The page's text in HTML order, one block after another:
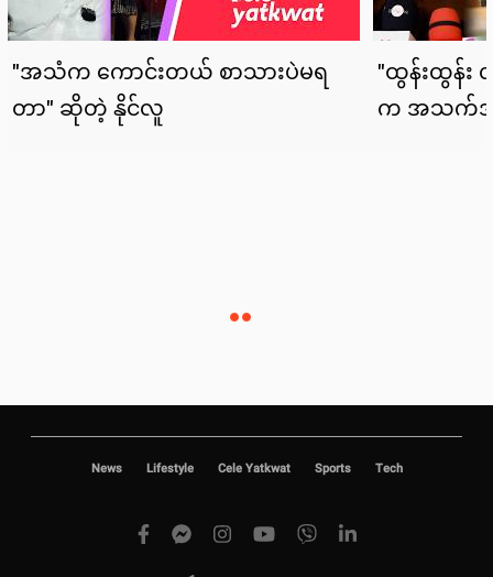
News Lifestyle Cele Yatkwat Sports Tech